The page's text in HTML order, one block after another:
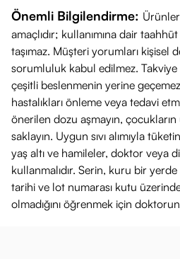
Önemli Bilgilendirme:
amaçlıdır; kullanımına dair
taşımaz. Müşteri yorumları kişisel
sorumluluk kabul edilmez. Takviye
çeşitli beslenmenin yerine
hastalıkları önleme veya tedavi
önerilen dozu aşmayın,
saklayın. Uygun sıvı alımıyla
yaş altı ve hamileler, doktor veya
kullanmalıdır. Serin, kuru bir
tarihi ve lot numarası kutu
olmadığını öğrenmek için